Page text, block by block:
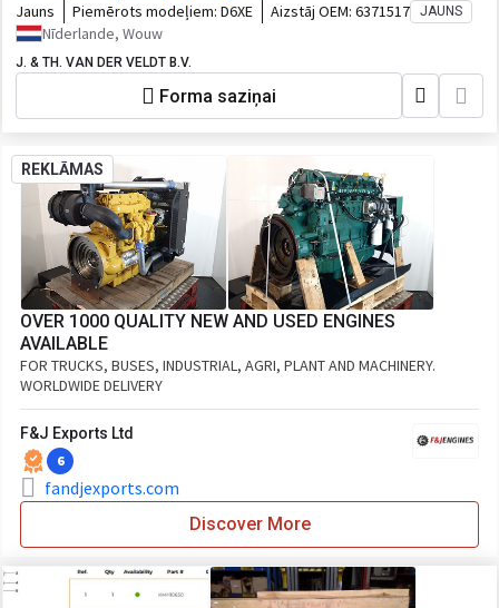
Jauns Piemērots modeļiem: D6XE Aizstāj OEM: 6371517 JAUNS
Nīderlande, Wouw
J. & TH. VAN DER VELDT B.V.
Forma saziņai
REKLĀMAS
OVER 1000 QUALITY NEW AND USED ENGINES
AVAILABLE
FOR TRUCKS, BUSES, INDUSTRIAL, AGRI, PLANT AND MACHINERY.
WORLDWIDE DELIVERY
F&J Exports Ltd
6
fandjexports.com
Discover More